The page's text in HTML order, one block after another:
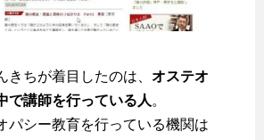
きちが着目したのは、 オステオ
で講師を行っている人 。
パシー教育を行っている機関は